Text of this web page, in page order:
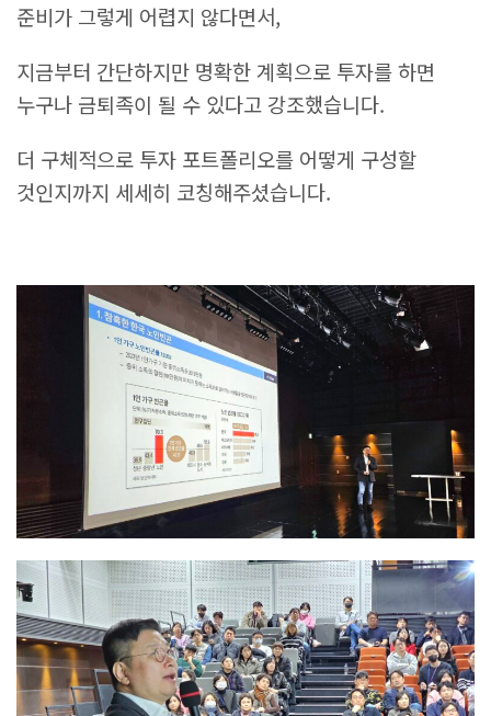
준비가 그렇게 어렵지 않다면서,
지금부터 간단하지만 명확한 계획으로 투자를 하면
누구나 금퇴족이 될 수 있다고 강조했습니다.
더 구체적으로 투자 포트폴리오를 어떻게 구성할
것인지까지 세세히 코칭해주셨습니다.